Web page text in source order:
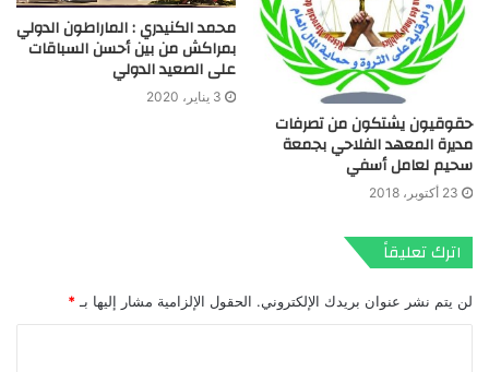
حقوقيون يشتكون من تصرفات
مديرة المعهد الفلاحي بجمعة
سحيم لعامل أسفي
23 أكتوبر، 2018
محمد الكنيدري : الماراطون الدولي
بمراكش من بين أحسن السباقات
على الصعيد الدولي
3 يناير، 2020
اترك تعليقاً
لن يتم نشر عنوان بريدك الإلكتروني. الحقول الإلزامية مشار إليها بـ *